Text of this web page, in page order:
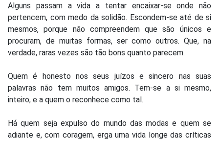
Alguns passam a vida a tentar encaixar-se onde não
pertencem, com medo da solidão. Escondem-se até de si
mesmos, porque não compreendem que são únicos e
procuram, de muitas formas, ser como outros. Que, na
verdade, raras vezes são tão bons quanto parecem.
Quem é honesto nos seus juízos e sincero nas suas
palavras não tem muitos amigos. Tem-se a si mesmo,
inteiro, e a quem o reconhece como tal.
Há quem seja expulso do mundo das modas e quem se
adiante e, com coragem, erga uma vida longe das críticas